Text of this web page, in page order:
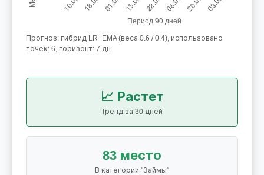
Прогноз: гибрид LR+EMA (веса 0.6 / 0.4), использовано
точек: 6, горизонт: 7 дн.
📈 Растет
Тренд за 30 дней
83 место
В категории "Займы"